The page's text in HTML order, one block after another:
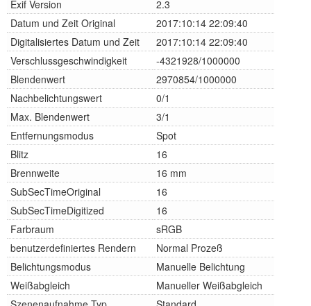
Exif Version
2.3
Datum und Zeit Original
2017:10:14 22:09:40
Digitalisiertes Datum und Zeit
2017:10:14 22:09:40
Verschlussgeschwindigkeit
-4321928/1000000
Blendenwert
2970854/1000000
Nachbelichtungswert
0/1
Max. Blendenwert
3/1
Entfernungsmodus
Spot
Blitz
16
Brennweite
16 mm
SubSecTimeOriginal
16
SubSecTimeDigitized
16
Farbraum
sRGB
benutzerdefiniertes Rendern
Normal Prozeß
Belichtungsmodus
Manuelle Belichtung
Weißabgleich
Manueller Weißabgleich